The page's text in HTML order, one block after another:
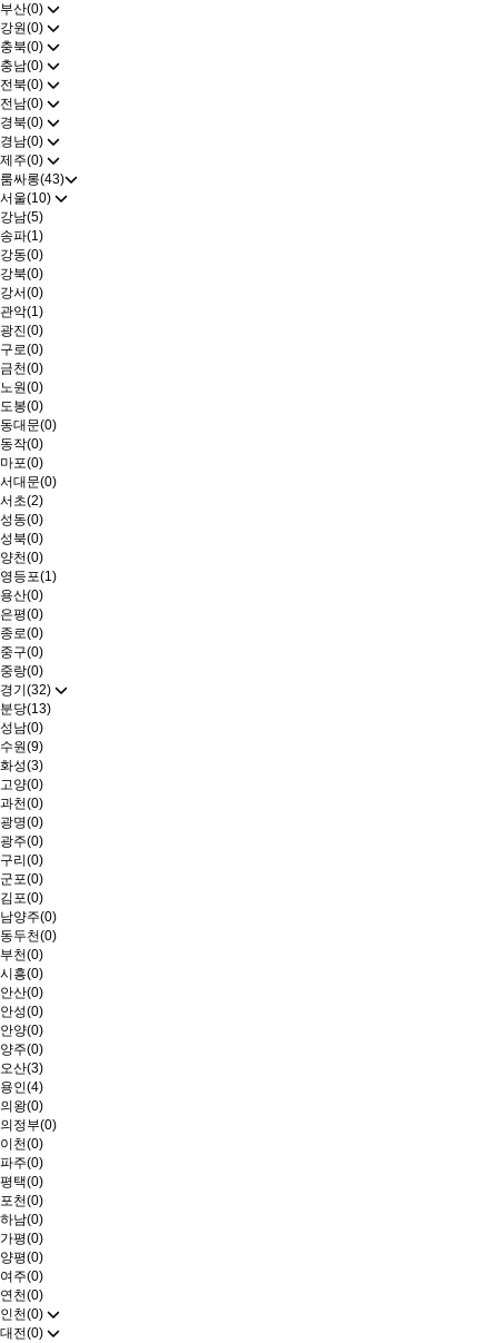
부산(0)
강원(0)
충북(0)
충남(0)
전북(0)
전남(0)
경북(0)
경남(0)
제주(0)
룸싸롱(43)
서울(10)
강남(5)
송파(1)
강동(0)
강북(0)
강서(0)
관악(1)
광진(0)
구로(0)
금천(0)
노원(0)
도봉(0)
동대문(0)
동작(0)
마포(0)
서대문(0)
서초(2)
성동(0)
성북(0)
양천(0)
영등포(1)
용산(0)
은평(0)
종로(0)
중구(0)
중랑(0)
경기(32)
분당(13)
성남(0)
수원(9)
화성(3)
고양(0)
과천(0)
광명(0)
광주(0)
구리(0)
군포(0)
김포(0)
남양주(0)
동두천(0)
부천(0)
시흥(0)
안산(0)
안성(0)
안양(0)
양주(0)
오산(3)
용인(4)
의왕(0)
의정부(0)
이천(0)
파주(0)
평택(0)
포천(0)
하남(0)
가평(0)
양평(0)
여주(0)
연천(0)
인천(0)
대전(0)